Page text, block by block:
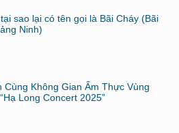
sao lại có tên gọi là Bãi Cháy (Bãi
Ninh)
Cùng Không Gian Ẩm Thực Vùng
Long Concert 2025”